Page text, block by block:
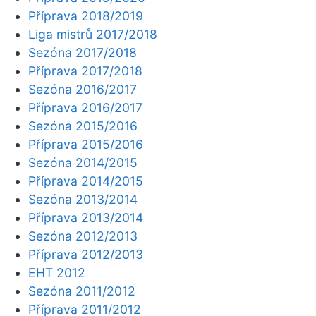
Příprava 2018/2019
Liga mistrů 2017/2018
Sezóna 2017/2018
Příprava 2017/2018
Sezóna 2016/2017
Příprava 2016/2017
Sezóna 2015/2016
Příprava 2015/2016
Sezóna 2014/2015
Příprava 2014/2015
Sezóna 2013/2014
Příprava 2013/2014
Sezóna 2012/2013
Příprava 2012/2013
EHT 2012
Sezóna 2011/2012
Příprava 2011/2012